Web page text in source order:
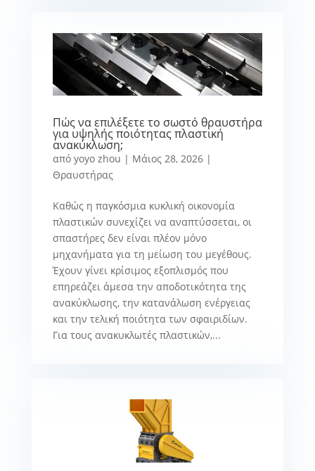
Πώς να επιλέξετε το σωστό θραυστήρα
για υψηλής ποιότητας πλαστική
ανακύκλωση;
από yoyo zhou | Μάιος 28, 2026|
Θραυστήρας
Καθώς η παγκόσμια κυκλική οικονομία
πλαστικών συνεχίζει να αναπτύσσεται, οι
σπαστήρες δεν είναι πλέον μόνο
μηχανήματα για τη μείωση του μεγέθους.
Έχουν γίνει κρίσιμος εξοπλισμός που
επηρεάζει άμεσα την αποδοτικότητα της
ανακύκλωσης, την κατανάλωση ενέργειας
και την τελική ποιότητα των σφαιριδίων.
Για τους ανακυκλωτές πλαστικών,...